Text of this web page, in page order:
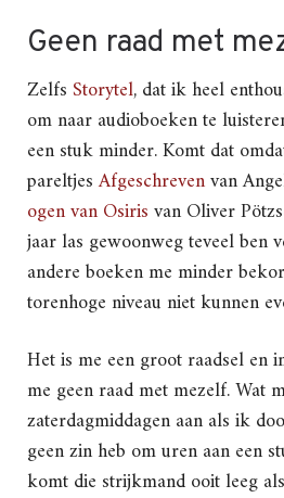
Geen raad met
ZelfsStorytel, dat ik heel
om naar audioboeken te
een stuk minder. Komt dat
pareltjesAfgeschrevenvan
ogen van Osirisvan Oliver
jaar las gewoonweg teveel ben
andere boeken me minder
torenhoge niveau niet kunnen
Het is me een groot raadsel en
me geen raad met mezelf. Wat
zaterdagmiddagen aan als ik
geen zin heb om uren aan een
komt die strijkmand ooit leeg